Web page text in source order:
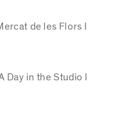
de les Flors I
Day in the Studio I